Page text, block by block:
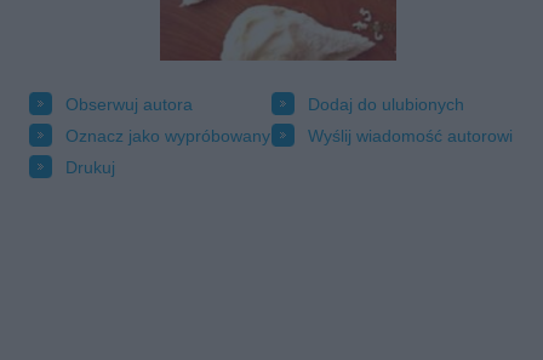
Obserwuj autora
Dodaj do ulubionych
Oznacz jako wypróbowany
Wyślij wiadomość autorowi
Drukuj